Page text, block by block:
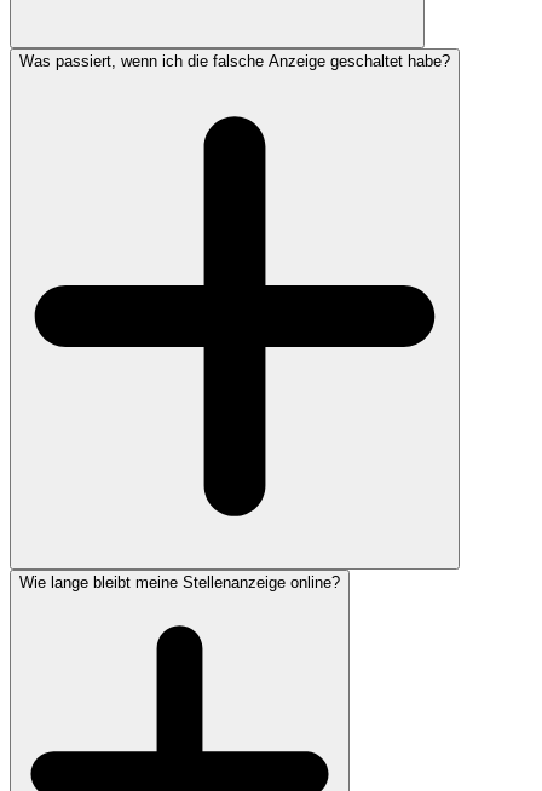
Was passiert, wenn ich die falsche Anzeige geschaltet habe?
Wie lange bleibt meine Stellenanzeige online?